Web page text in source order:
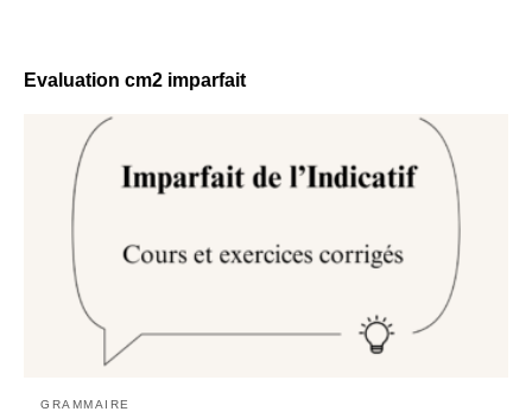
Evaluation cm2 imparfait
GRAMMAIRE